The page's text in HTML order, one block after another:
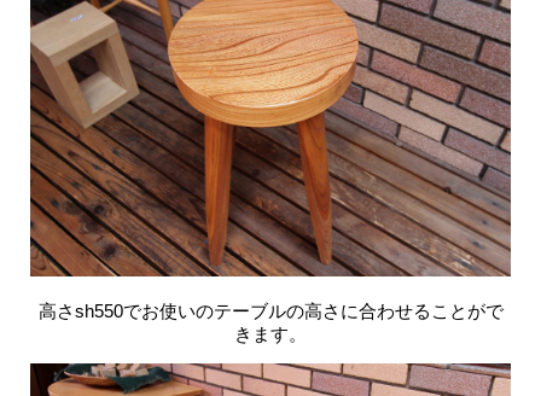
高さsh550でお使いのテーブルの高さに合わせることがで
きます。